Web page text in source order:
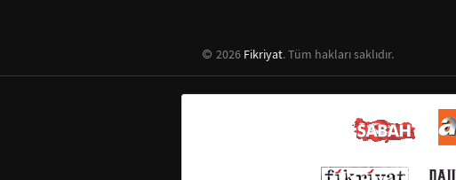
2026 Fikriyat. Tüm hakları saklıdır.